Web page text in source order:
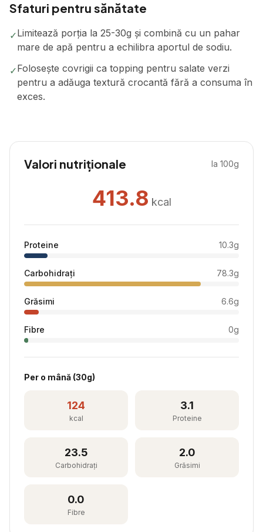
Sfaturi pentru sănătate
✓Limitează porția la 25-30g și combină cu un pahar
mare de apă pentru a echilibra aportul de sodiu.
✓Folosește covrigii ca topping pentru salate verzi
pentru a adăuga textură crocantă fără a consuma în
exces.
Valori nutriționale la 100g
413.8 kcal
Proteine 10.3g
Carbohidrați 78.3g
Grăsimi 6.6g
Fibre 0g
Per o mână (30g)
124
kcal
3.1
Proteine
23.5
Carbohidrați
2.0
Grăsimi
0.0
Fibre